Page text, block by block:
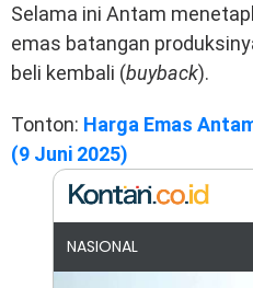
Selama ini Antam
emas batangan
beli kembali (buyback).
Tonton: Harga Emas
(9 Juni 2025)
NASIONAL